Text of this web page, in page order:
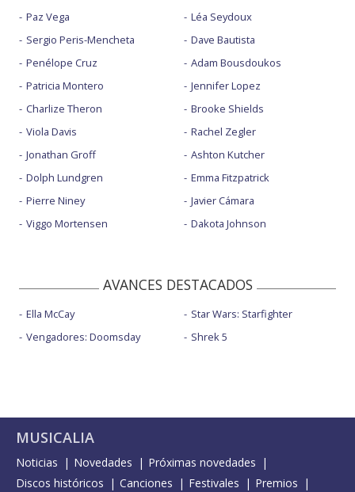
Paz Vega
Sergio Peris-Mencheta
Penélope Cruz
Patricia Montero
Charlize Theron
Viola Davis
Jonathan Groff
Dolph Lundgren
Pierre Niney
Viggo Mortensen
Léa Seydoux
Dave Bautista
Adam Bousdoukos
Jennifer Lopez
Brooke Shields
Rachel Zegler
Ashton Kutcher
Emma Fitzpatrick
Javier Cámara
Dakota Johnson
AVANCES DESTACADOS
Ella McCay
Vengadores: Doomsday
Star Wars: Starfighter
Shrek 5
MUSICALIA
Noticias Novedades
Próximas novedades
Discos históricos
Canciones Festivales
Premios